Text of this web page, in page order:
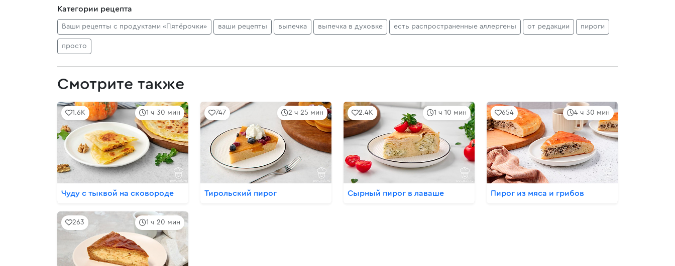
Категории рецепта
Ваши рецепты с продуктами «Пятёрочки» ваши рецепты выпечка выпечка в духовке есть распространенные аллергены от редакции пироги
просто
Смотрите также
1 ч 30 мин
1.6K
Чуду с тыквой на сковороде
2 ч 25 мин
747
Тирольский пирог
1 ч 10 мин
2.4K
Сырный пирог в лаваше
4 ч 30 мин
654
Пирог из мяса и грибов
1 ч 20 мин
263